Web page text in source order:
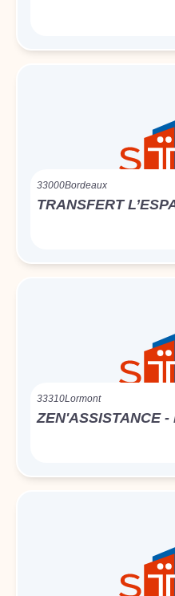
33000Bordeaux
TRANSFERT
33310Lormont
ZEN'ASSISTANCE